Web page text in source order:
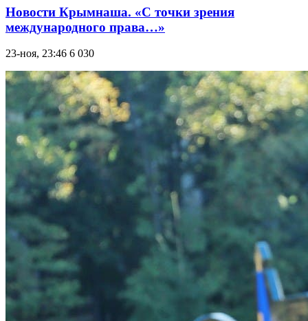
Новости Крымнаша. «С точки зрения
международного права…»
23-ноя, 23:46 6 030